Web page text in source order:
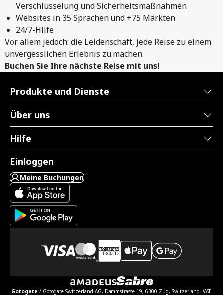
Verschlüsselung und Sicherheitsmaßnahmen
Websites in 35 Sprachen und +75 Märkten
24/7-Hilfe
Vor allem jedoch: die Leidenschaft, jede Reise zu einem
unvergesslichen Erlebnis zu machen.
Buchen Sie Ihre nächste Reise mit uns!
Produkte und Dienste
Über uns
Hilfe
Einloggen
Meine Buchungen
Gotogate / Gotogate Switzerland AG, Dammstrasse 19, 6300 Zug, Switzerland. VAT-